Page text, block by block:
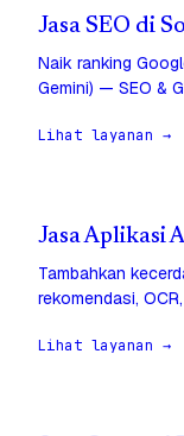
Jasa SEO di
Naik ranking
Gemini) — SEO &
Lihat layanan →
Jasa Aplikasi
Tambahkan
rekomendasi,
Lihat layanan →